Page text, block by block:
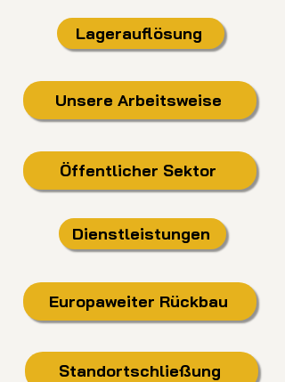
Lagerauflösung
Unsere Arbeitsweise
Öffentlicher Sektor
Dienstleistungen
Europaweiter Rückbau
Standortschließung